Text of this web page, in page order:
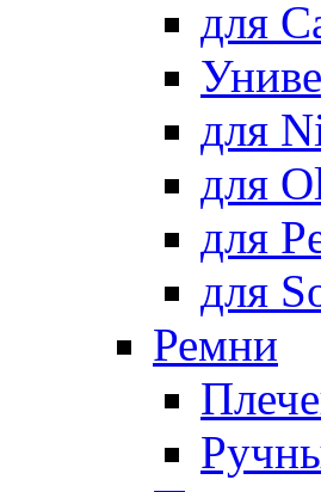
для
для
для
для
для
Ремни